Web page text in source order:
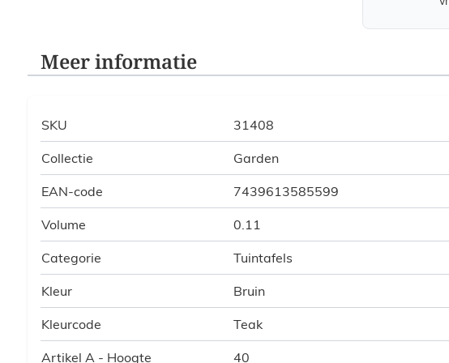
Meer informatie
SKU 31408
Collectie Garden
EAN-code 7439613585599
Volume 0.11
Categorie Tuintafels
Kleur Bruin
Kleurcode Teak
Artikel A - Hoogte 40